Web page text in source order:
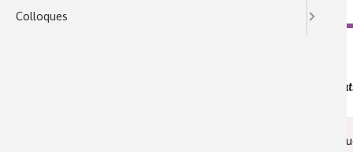
DE LA CHIMIE AU RADAR DU RAFALE
semi-conducteurs III-V, couches fines,
Les fonctions
Colloques